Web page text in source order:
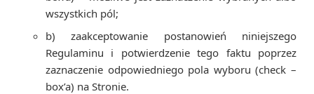
wszystkich pól;
b) zaakceptowanie postanowień niniejszego
Regulaminu i potwierdzenie tego faktu poprzez
zaznaczenie odpowiedniego pola wyboru (check –
box’a) na Stronie.